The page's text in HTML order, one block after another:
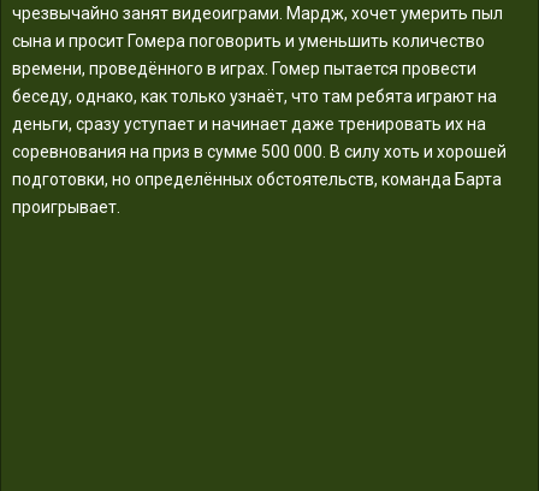
чрезвычайно занят видеоиграми. Мардж, хочет умерить пыл
сына и просит Гомера поговорить и уменьшить количество
времени, проведённого в играх. Гомер пытается провести
беседу, однако, как только узнаёт, что там ребята играют на
деньги, сразу уступает и начинает даже тренировать их на
соревнования на приз в сумме 500 000. В силу хоть и хорошей
подготовки, но определённых обстоятельств, команда Барта
проигрывает.